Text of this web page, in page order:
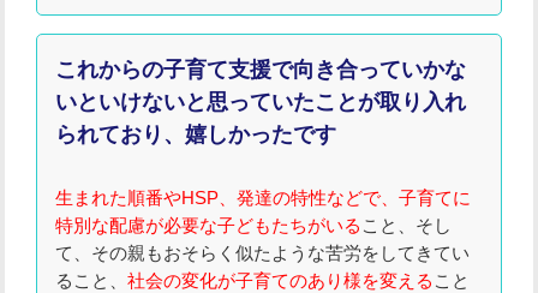
これからの子育て支援で向き合っていかな
いといけないと思っていたことが取り入れ
られており、嬉しかったです
生まれた順番やHSP、発達の特性などで、子育てに
特別な配慮が必要な子どもたちがいる こと、そし
て、その親もおそらく似たような苦労をしてきてい
ること、社会の変化が子育てのあり様を変える こと